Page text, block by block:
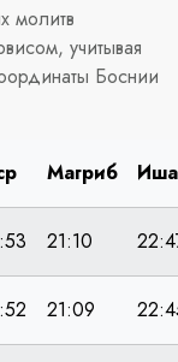
молитв
учитывая
Боснии
Магриб Иша
21:10
21:09